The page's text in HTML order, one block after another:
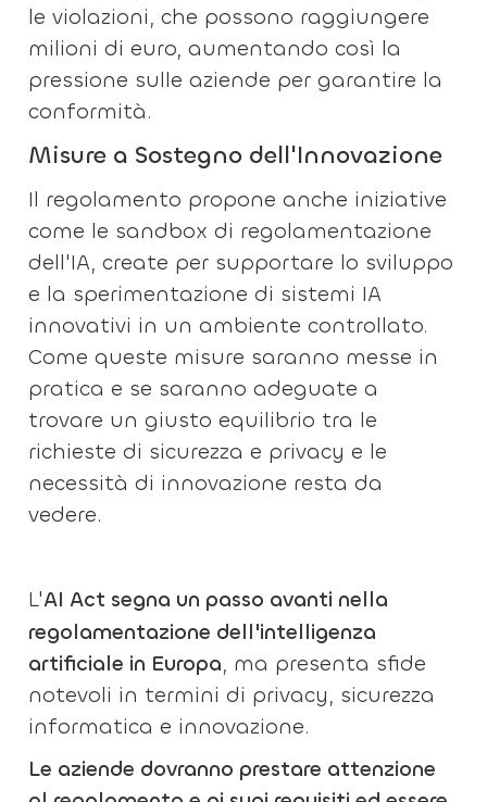
le violazioni, che possono raggiungere
milioni di euro, aumentando così la
pressione sulle aziende per garantire la
conformità.
Misure a Sostegno dell'Innovazione
Il regolamento propone anche iniziative
come le sandbox di regolamentazione
dell'IA, create per supportare lo sviluppo
e la sperimentazione di sistemi IA
innovativi in un ambiente controllato.
Come queste misure saranno messe in
pratica e se saranno adeguate a
trovare un giusto equilibrio tra le
richieste di sicurezza e privacy e le
necessità di innovazione resta da
vedere.
L'AI Act segna un passo avanti nella
regolamentazione dell'intelligenza
artificiale in Europa, ma presenta sfide
notevoli in termini di privacy, sicurezza
informatica e innovazione.
Le aziende dovranno prestare attenzione